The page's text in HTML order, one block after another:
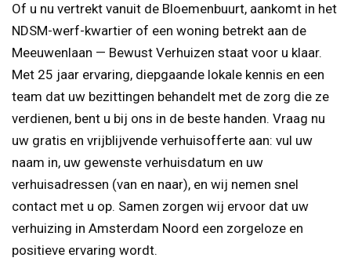
Of u nu vertrekt vanuit de Bloemenbuurt, aankomt in het
NDSM-werf-kwartier of een woning betrekt aan de
Meeuwenlaan — Bewust Verhuizen staat voor u klaar.
Met 25 jaar ervaring, diepgaande lokale kennis en een
team dat uw bezittingen behandelt met de zorg die ze
verdienen, bent u bij ons in de beste handen. Vraag nu
uw gratis en vrijblijvende verhuisofferte aan: vul uw
naam in, uw gewenste verhuisdatum en uw
verhuisadressen (van en naar), en wij nemen snel
contact met u op. Samen zorgen wij ervoor dat uw
verhuizing in Amsterdam Noord een zorgeloze en
positieve ervaring wordt.